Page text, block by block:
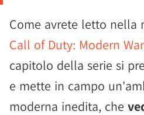
Come avrete letto nella
Call of Duty: Modern
capitolo della serie si
e mette in campo
moderna inedita, che